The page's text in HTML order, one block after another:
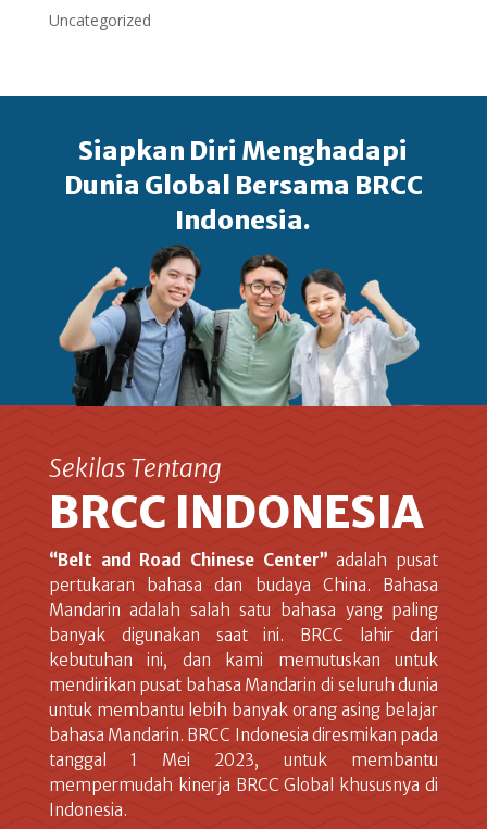
Uncategorized
Siapkan Diri Menghadapi
Dunia Global Bersama BRCC
Indonesia.
Sekilas Tentang
BRCC INDONESIA
“Belt and Road Chinese Center” adalah pusat
pertukaran bahasa dan budaya China. Bahasa
Mandarin adalah salah satu bahasa yang paling
banyak digunakan saat ini. BRCC lahir dari
kebutuhan ini, dan kami memutuskan untuk
mendirikan pusat bahasa Mandarin di seluruh dunia
untuk membantu lebih banyak orang asing belajar
bahasa Mandarin. BRCC Indonesia diresmikan pada
tanggal 1 Mei 2023, untuk membantu
mempermudah kinerja BRCC Global khususnya di
Indonesia.